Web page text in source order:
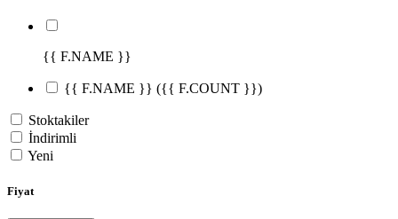
{{ F.NAME }}
{{ F.NAME }} ({{ F.COUNT }})
Stoktakiler
İndirimli
Yeni
Fiyat